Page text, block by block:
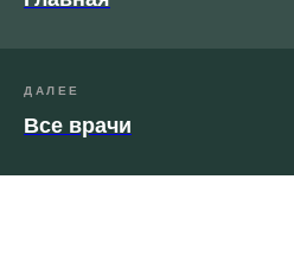
ДАЛЕЕ
Все врачи